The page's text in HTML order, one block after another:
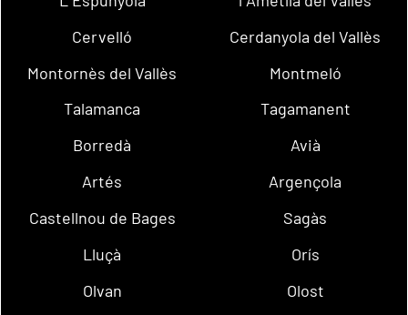
Cervelló
Cerdanyola del Vallès
Montornès del Vallès
Montmeló
Talamanca
Tagamanent
Borredà
Avià
Artés
Argençola
Castellnou de Bages
Sagàs
Lluçà
Orís
Olvan
Olost